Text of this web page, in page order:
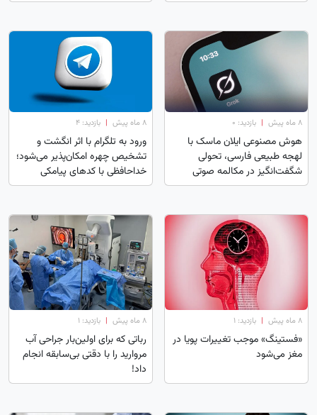
۸ ماه پیش | بازدید: 0
هوش مصنوعی ایلان ماسک با
لهجه طبیعی فارسی، تحولی
شگفت‌انگیز در مکالمه صوتی
۸ ماه پیش | بازدید: 4
ورود به تلگرام با اثر انگشت و
تشخیص چهره امکان‌پذیر می‌شود؛
خداحافظی با کدهای پیامکی
۸ ماه پیش | بازدید: 1
«فستینگ» موجب تغییرات پویا در
مغز می‌شود
۸ ماه پیش | بازدید: 1
رباتی که برای اولین‌بار جراحی آب
مروارید را با دقتی بی‌سابقه انجام
داد!